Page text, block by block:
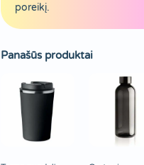
poreikį.
Panašūs produktai